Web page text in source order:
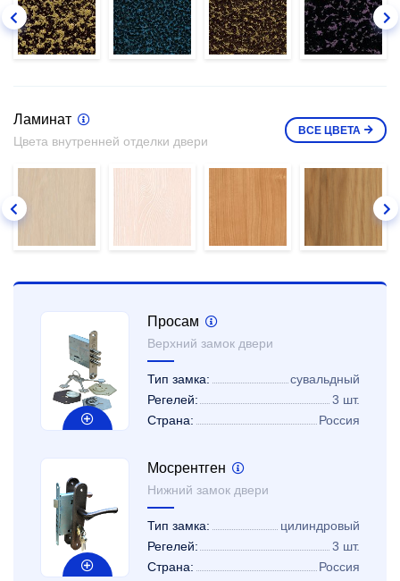
Ламинат
Цвета внутренней отделки двери
ВСЕ ЦВЕТА
Просам
Верхний замок двери
Тип замка:
сувальдный
Регелей:
3 шт.
Страна:
Россия
Мосрентген
Нижний замок двери
Тип замка:
цилиндровый
Регелей:
3 шт.
Страна:
Россия